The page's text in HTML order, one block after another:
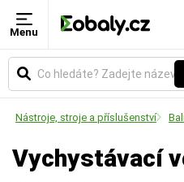
Menu
Nástroje, stroje a příslušenství
Vychystávací